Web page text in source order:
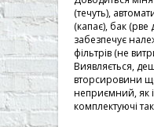
(течуть),
(капає), бак
забезпечує
фільтрів (не
Виявляється,
вторсировини
неприємний, як і
комплектуючі